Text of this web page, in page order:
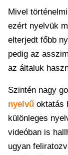
Mivel
ezért nyelvük
elterjedt főbb
pedig az
az általuk
Szintén nagy
nyelvű oktatás
különleges
videóban is
ugyan